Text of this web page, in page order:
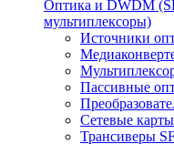
Оптика и DWDM
мультиплексоры)
Источники
Пассивные
Сетевые
Трансиверы